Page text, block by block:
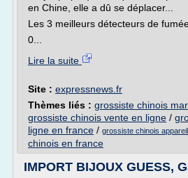
en Chine, elle a dû se déplacer...
Les 3 meilleurs détecteurs de
0...
Lire la suite
Site : expressnews.fr
Thèmes liés : grossiste chinois
grossiste chinois vente en ligne /
ligne en france / grossiste chinois
chinois en france
IMPORT BIJOUX GUESS,